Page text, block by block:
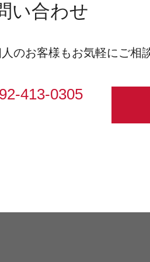
い合わせ
のお客様もお気軽にご相
413-0305